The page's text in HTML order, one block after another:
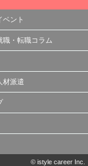
ベント
職・転職コラム
材派遣
© istyle career Inc.